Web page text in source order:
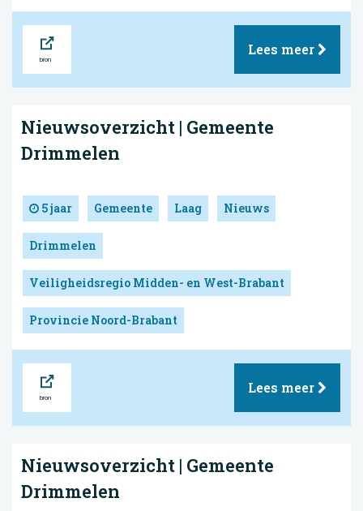
Lees meer
Nieuwsoverzicht | Gemeente
Drimmelen
5 jaar Gemeente Laag Nieuws
Drimmelen
Veiligheidsregio Midden- en West-Brabant
Provincie Noord-Brabant
Lees meer
Nieuwsoverzicht | Gemeente
Drimmelen